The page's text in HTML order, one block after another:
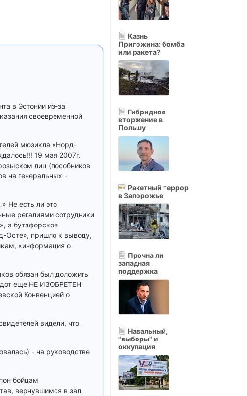
в Эстонии из-за
своевременной
мюзикла «Норд-
19 мая 2007г.
лиц (пособников
на генеральных -
Не есть ли это
регалиями сотрудники
а бутафорское
Осте», пришло к выводу,
«информация о
обязан был доложить
еще НЕ ИЗОБРЕТЕН!
Конвенцией о
видели, что
- на руководстве
бойцам
вернувшимся в зал,
Казнь
Пригожина: бомба
или ракета?
Гибридное
вторжение в
Польшу
Ракетный террор
в Запорожье
Прочна ли
западная
поддержка
Навальный,
"выборы" и
оккупация